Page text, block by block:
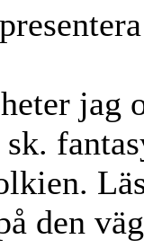
jag
sk.
den